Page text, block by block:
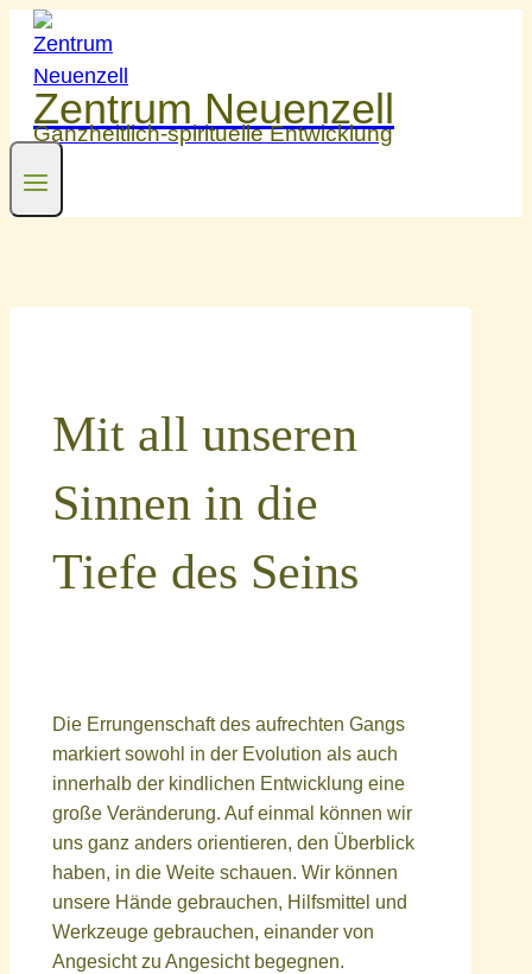
Zum
Inhalt
springen
Zentrum Neuenzell
Ganzheitlich-spirituelle Entwicklung
Mit all unseren
Sinnen in die
Tiefe des Seins
Die Errungenschaft des aufrechten Gangs
markiert sowohl in der Evolution als auch
innerhalb der kindlichen Entwicklung eine
große Veränderung. Auf einmal können wir
uns ganz anders orientieren, den Überblick
haben, in die Weite schauen. Wir können
unsere Hände gebrauchen, Hilfsmittel und
Werkzeuge gebrauchen, einander von
Angesicht zu Angesicht begegnen.